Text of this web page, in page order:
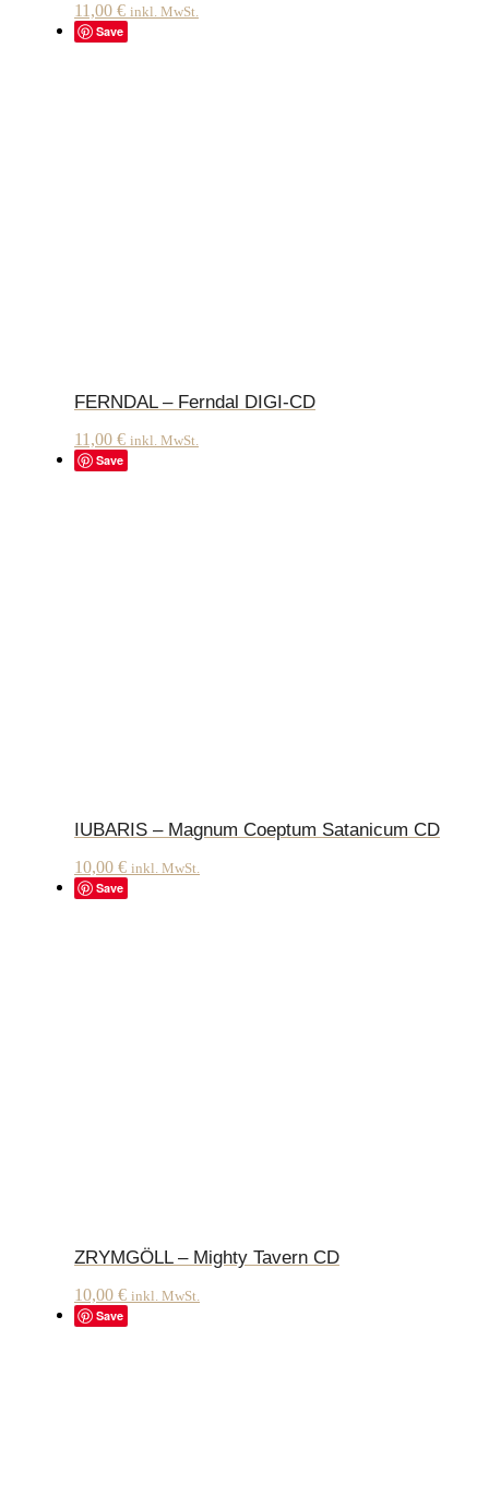
11,00 € inkl. MwSt.
Save
FERNDAL – Ferndal DIGI-CD
11,00 € inkl. MwSt.
Save
IUBARIS – Magnum Coeptum Satanicum CD
10,00 € inkl. MwSt.
Save
ZRYMGÖLL – Mighty Tavern CD
10,00 € inkl. MwSt.
Save